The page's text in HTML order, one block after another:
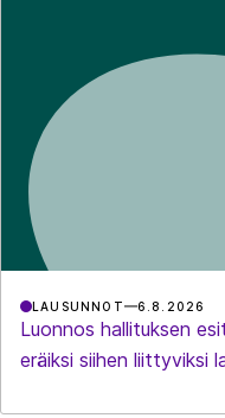
LAUSUNNOT 6.8.2026
Luonnos hallituksen
eräiksi siihen liittyviksi